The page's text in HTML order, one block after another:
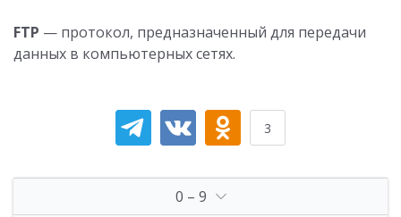
FTP — протокол, предназначенный для передачи
данных в компьютерных сетях.
3
0 – 9